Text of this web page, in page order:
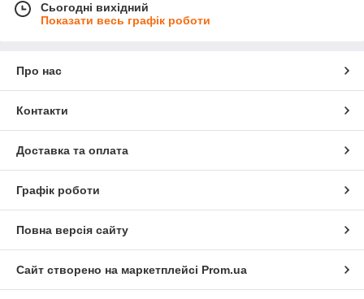
Сьогодні вихідний
Показати весь графік роботи
Про нас
Контакти
Доставка та оплата
Графік роботи
Повна версія сайту
Сайт створено на маркетплейсі Prom.ua